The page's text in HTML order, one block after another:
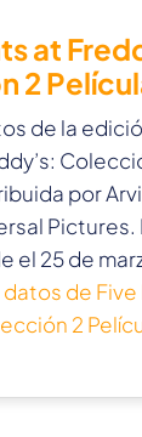
at
2
de la
por
el 25 de
de
2